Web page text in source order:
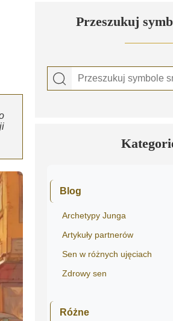
Przeszukuj
Blog
Archetypy Junga
Artykuły partnerów
Sen w różnych ujęciach
Zdrowy sen
Różne